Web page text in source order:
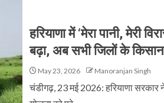
हरियाणा में ‘मेरा पानी, मेरी
बढ़ा, अब सभी जिलों के
May 23, 2026 Manoranjan Singh
चंडीगढ़, 23 मई 2026: हरियाणा सरकार ने